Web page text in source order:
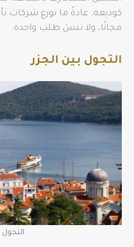
كوديعة. عادةً ما توزع شركات
مجانًا، ولا تنسَ طلب واحدة.
التجول بين الجزر
التجول